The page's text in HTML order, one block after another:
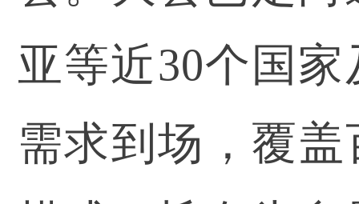
亚等近30个国
需求到场，覆